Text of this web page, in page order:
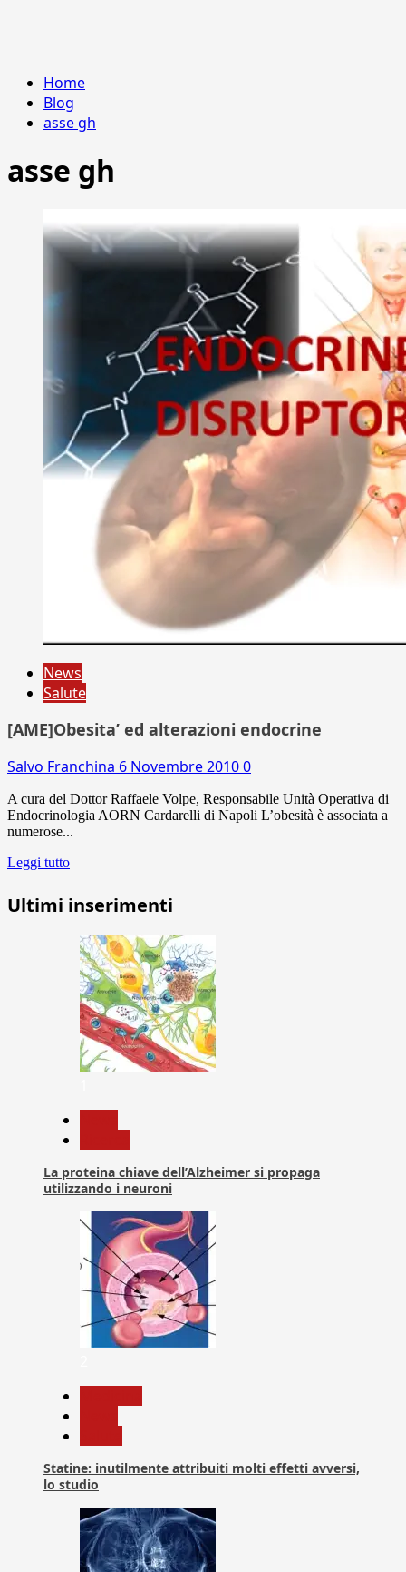
Home
Blog
asse gh
asse gh
News
Salute
[AME]Obesita’ ed alterazioni endocrine
Salvo Franchina 6 Novembre 20100
A cura del Dottor Raffaele Volpe, Responsabile Unità Operativa di
Endocrinologia AORN Cardarelli di Napoli L’obesità è associata a
numerose...
Leggi tutto
Ultimi inserimenti
La proteina chiave dell’Alzheimer si propaga
utilizzando i neuroni
Statine: inutilmente attribuiti molti effetti avversi,
lo studio